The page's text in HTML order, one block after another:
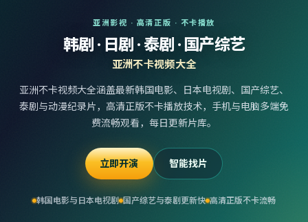
亚洲影视 · 高清正版 · 不卡播放
韩剧 · 日剧 · 泰剧 · 国产综艺
亚洲不卡视频大全
亚洲不卡视频大全涵盖最新韩国电影、日本电视剧、国产综艺、
泰剧与动漫纪录片，高清正版不卡播放技术，手机与电脑多端免
费流畅观看，每日更新片库。
立即开演 智能找片
韩国电影与日本电视剧 国产综艺与泰剧更新快 高清正版不卡流畅